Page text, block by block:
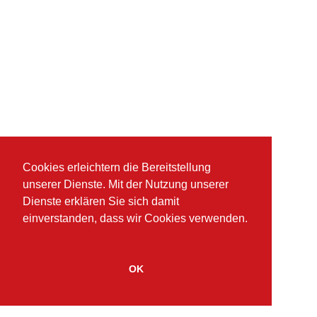
Cookies erleichtern die Bereitstellung
unserer Dienste. Mit der Nutzung unserer
Dienste erklären Sie sich damit
einverstanden, dass wir Cookies verwenden.
OK